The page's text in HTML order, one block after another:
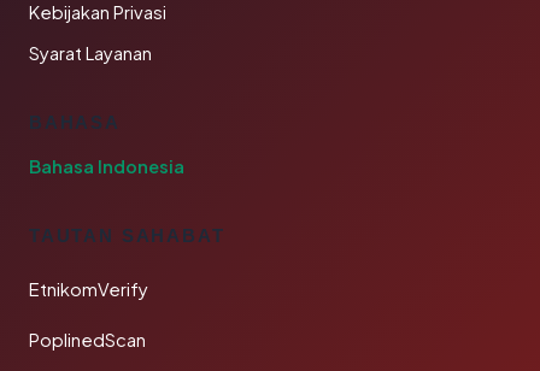
Kebijakan Privasi
Syarat Layanan
BAHASA
Bahasa Indonesia
TAUTAN SAHABAT
EtnikomVerify
PoplinedScan